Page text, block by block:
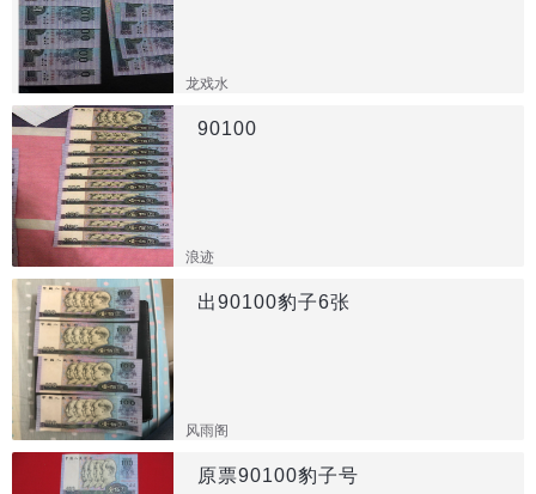
龙戏水
90100
浪迹
出90100豹子6张
风雨阁
原票90100豹子号